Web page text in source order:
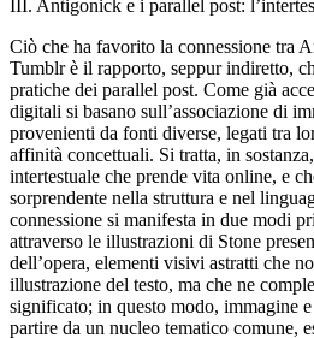
III. Antigonick e i parallel post:
Ciò che ha favorito la connessione tra
Tumblr è il rapporto, seppur indiretto,
pratiche dei parallel post. Come già
digitali si basano sull’associazione di
provenienti da fonti diverse, legati tra
affinità concettuali. Si tratta, in
intertestuale che prende vita online, e
sorprendente nella struttura e nel
connessione si manifesta in due modi
attraverso le illustrazioni di Stone
dell’opera, elementi visivi astratti che
illustrazione del testo, ma che ne
significato; in questo modo, immagine
partire da un nucleo tematico comune,